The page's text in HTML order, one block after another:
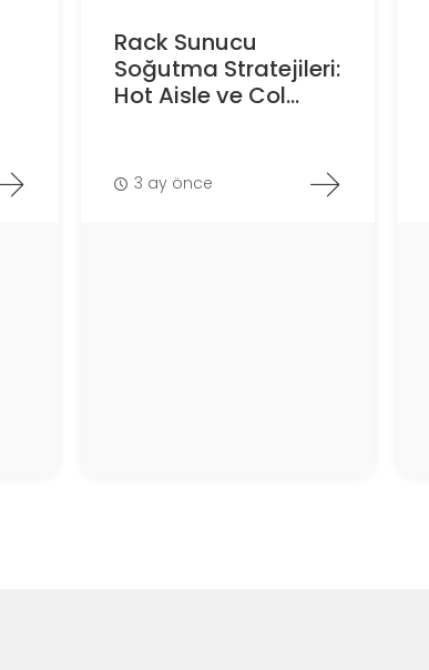
Rack Sunucu
Soğutma Stratejileri:
Hot Aisle ve Col...
3 ay önce